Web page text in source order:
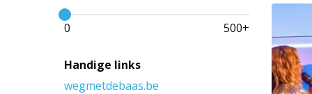
0 500+
Handige links
wegmetdebaas.be